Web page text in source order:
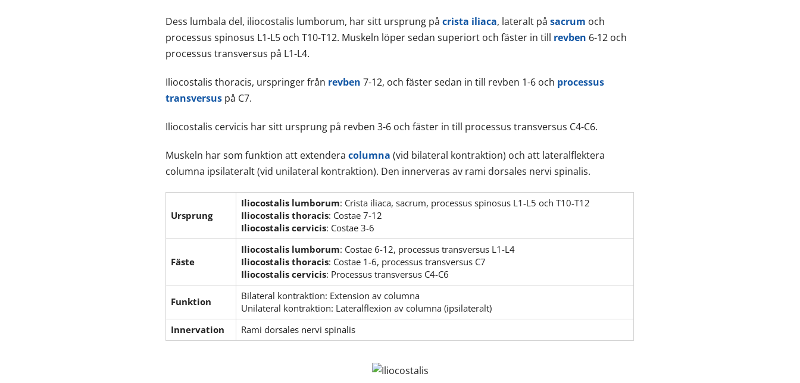
Dess lumbala del, iliocostalis lumborum, har sitt ursprung påcrista iliaca, lateralt påsacrum och
processus spinosus L1-L5 och T10-T12. Muskeln löper sedan superiort och fäster in till revben 6-12 och
processus transversus på L1-L4.
Iliocostalis thoracis, urspringer från revben 7-12, och fäster sedan in till revben 1-6 och processus
transversus på C7.
Iliocostalis cervicis har sitt ursprung på revben 3-6 och fäster in till processus transversus C4-C6.
Muskeln har som funktion att extenderacolumna (vid bilateral kontraktion) och att lateralflektera
columna ipsilateralt (vid unilateral kontraktion). Den innerveras av rami dorsales nervi spinalis.
Ursprung
Iliocostalis lumborum: Crista iliaca, sacrum, processus spinosus L1-L5 och T10-T12
Iliocostalis thoracis: Costae 7-12
Iliocostalis cervicis: Costae 3-6
Fäste
Iliocostalis lumborum: Costae 6-12, processus transversus L1-L4
Iliocostalis thoracis: Costae 1-6, processus transversus C7
Iliocostalis cervicis: Processus transversus C4-C6
Funktion
Bilateral kontraktion: Extension av columna
Unilateral kontraktion: Lateralflexion av columna (ipsilateralt)
Innervation
Rami dorsales nervi spinalis